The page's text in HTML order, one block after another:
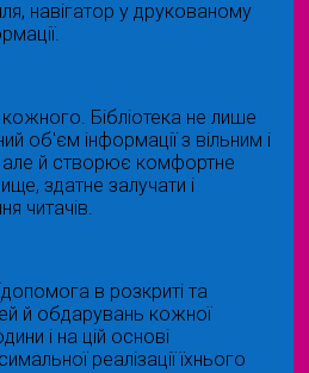
навігатор у друкованому
кожного. Бібліотека не лише
об'єм інформації з вільним і
але й створює комфортне
здатне залучати і
читачів.
в розкриті та
й обдарувань кожної
і на цій основі
реалізації їхнього